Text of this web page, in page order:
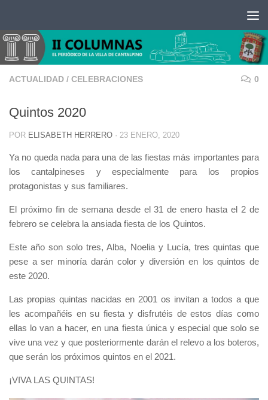
ACTUALIDAD / CELEBRACIONES 0
Quintos 2020
POR ELISABETH HERRERO · 23 ENERO, 2020
Ya no queda nada para una de las fiestas más importantes para
los cantalpineses y especialmente para los propios
protagonistas y sus familiares.
El próximo fin de semana desde el 31 de enero hasta el 2 de
febrero se celebra la ansiada fiesta de los Quintos.
Este año son solo tres, Alba, Noelia y Lucía, tres quintas que
pese a ser minoría darán color y diversión en los quintos de
este 2020.
Las propias quintas nacidas en 2001 os invitan a todos a que
les acompañéis en su fiesta y disfrutéis de estos días como
ellas lo van a hacer, en una fiesta única y especial que solo se
vive una vez y que posteriormente darán el relevo a los boteros,
que serán los próximos quintos en el 2021.
¡VIVA LAS QUINTAS!